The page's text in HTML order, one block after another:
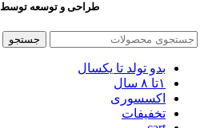
طراحی و توسعه توسط
جستجو
بدو تولد تا یکسال
۱تا ۸ سال
اکسسوری
تخفیفات